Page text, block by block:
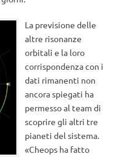
La previsione delle
altre risonanze
orbitali e la loro
corrispondenza con i
dati rimanenti non
ancora spiegati ha
permesso al team di
scoprire gli altri tre
pianeti del sistema.
«Cheops ha fatto